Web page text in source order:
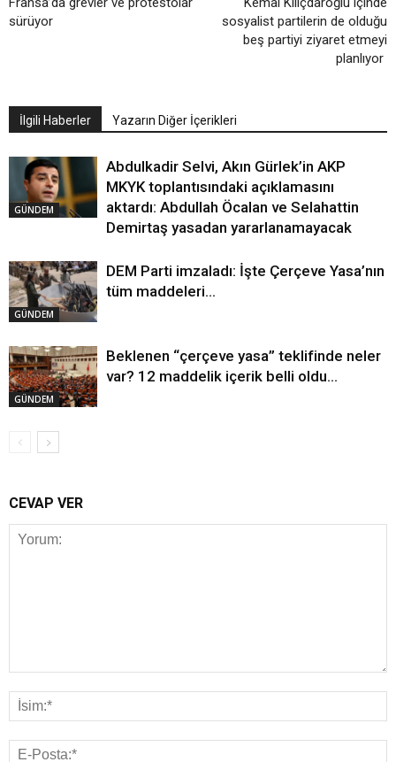
sürüyor
sosyalist partilerin de olduğu
beş partiyi ziyaret etmeyi
planlıyor
İlgili Haberler Yazarın Diğer İçerikleri
GÜNDEM
Abdulkadir Selvi, Akın Gürlek’in AKP
MKYK toplantısındaki açıklamasını
aktardı: Abdullah Öcalan ve Selahattin
Demirtaş yasadan yararlanamayacak
GÜNDEM
DEM Parti imzaladı: İşte Çerçeve Yasa’nın
tüm maddeleri…
GÜNDEM
Beklenen “çerçeve yasa” teklifinde neler
var? 12 maddelik içerik belli oldu…
CEVAP VER